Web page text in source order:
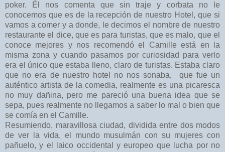
poker. Él nos comenta que sin traje y corbata no le
conocemos que es de la recepción de nuestro Hotel, que si
vamos a comer y a donde, le decimos el nombre de nuestro
restaurante el dice, que es para turistas, que es malo, que el
conoce mejores y nos recomendó el Camille está en la
misma zona y cuando pasamos por curiosidad para verlo
era el único que estaba lleno, claro de turistas. Estaba claro
que no era de nuestro hotel no nos sonaba, que fue un
auténtico artista de la comedia, realmente es una picaresca
no muy dañina, pero me pareció una buena idea que se
sepa, pues realmente no llegamos a saber lo mal o bien que
se comía en el Camille.
Resumiendo, maravillosa ciudad, dividida entre dos modos
de ver la vida, el mundo musulmán con su mujeres con
pañuelo, y el laico occidental y europeo que lucha por no